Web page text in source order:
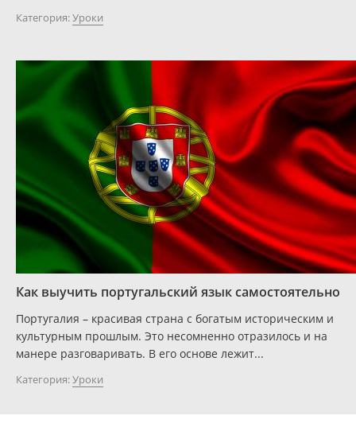
Категория:Уроки
Как выучить португальский язык самостоятельно
Португалия – красивая страна с богатым историческим и
культурным прошлым. Это несомненно отразилось и на
манере разговаривать. В его основе лежит...
Категория:Уроки